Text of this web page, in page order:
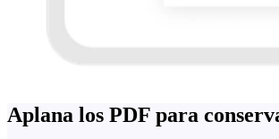
Aplana los PDF para